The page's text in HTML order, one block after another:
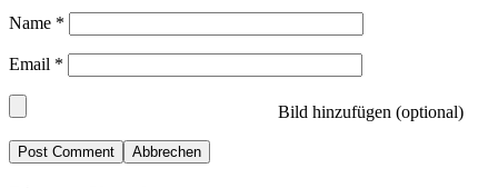
Name *
Email *
Bild hinzufügen (optional)
Abbrechen